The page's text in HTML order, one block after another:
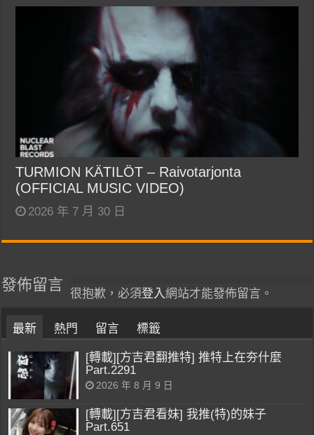
TURMION KÄTILÖT – Raivotarjonta
(OFFICIAL MUSIC VIDEO)
2026 年 7 月 30 日
發佈留言
很抱歉，必須登入網站才能發佈留言。
最新 熱門 留言 標籤
[轉載][方吉君翻推特] 推特上在夯什麼
Part.2291
2026 年 8 月 9 日
[轉載][方吉君看妹] 我推(特)的妹子
Part.651